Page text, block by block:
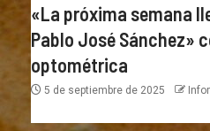
«La próxima semana
Pablo José Sánchez»
optométrica
5 de septiembre de 2025